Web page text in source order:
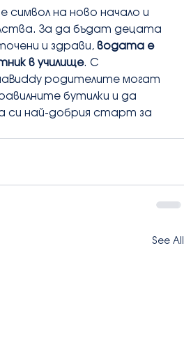
символ на ново начало и
За да бъдат децата
и здрави, водата е
в училище. С
родителите могат
бутилки и да
си най-добрия старт за
See All